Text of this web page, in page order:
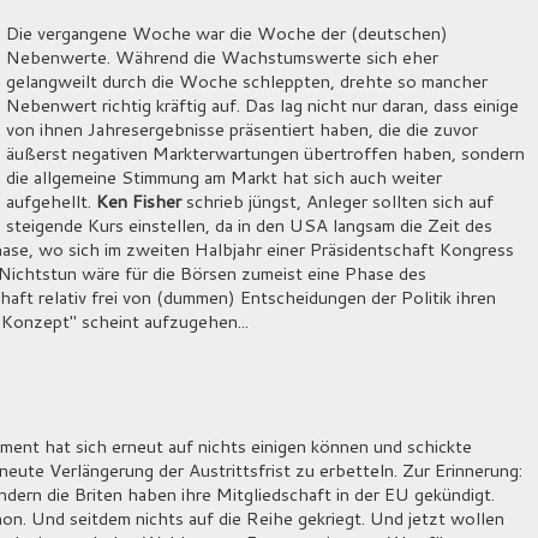
Die vergangene Woche war die Woche der (deutschen)
Nebenwerte. Während die Wachstumswerte sich eher
gelangweilt durch die Woche schleppten, drehte so mancher
Nebenwert richtig kräftig auf. Das lag nicht nur daran, dass einige
von ihnen Jahresergebnisse präsentiert haben, die die zuvor
äußerst negativen Markterwartungen übertroffen haben, sondern
die allgemeine Stimmung am Markt hat sich auch weiter
aufgehellt. Ken Fisherschrieb jüngst, Anleger sollten sich auf
steigende Kurs einstellen, da in den USA langsam die Zeit des
wo sich im zweiten Halbjahr einer Präsidentschaft Kongress
wäre für die Börsen zumeist eine Phase des
relativ frei von (dummen) Entscheidungen der Politik ihren
scheint aufzugehen...
hat sich erneut auf nichts einigen können und schickte
Verlängerung der Austrittsfrist zu erbetteln. Zur Erinnerung:
die Briten haben ihre Mitgliedschaft in der EU gekündigt.
Und seitdem nichts auf die Reihe gekriegt. Und jetzt wollen